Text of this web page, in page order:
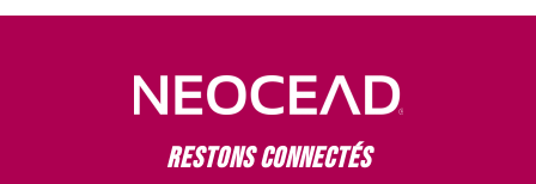
Restons connectés